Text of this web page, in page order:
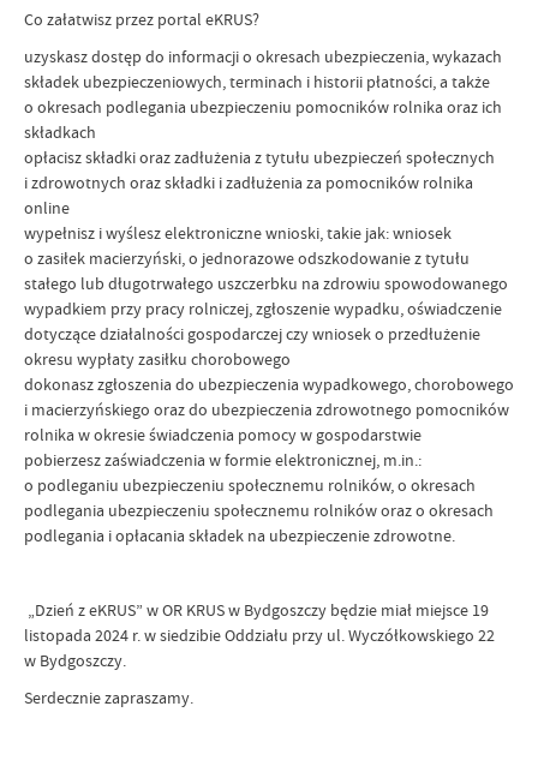
Co załatwisz przez portal eKRUS?
uzyskasz dostęp do informacji o okresach ubezpieczenia, wykazach
składek ubezpieczeniowych, terminach i historii płatności, a także
o okresach podlegania ubezpieczeniu pomocników rolnika oraz ich
składkach
opłacisz składki oraz zadłużenia z tytułu ubezpieczeń społecznych
i zdrowotnych oraz składki i zadłużenia za pomocników rolnika
online
wypełnisz i wyślesz elektroniczne wnioski, takie jak: wniosek
o zasiłek macierzyński, o jednorazowe odszkodowanie z tytułu
stałego lub długotrwałego uszczerbku na zdrowiu spowodowanego
wypadkiem przy pracy rolniczej, zgłoszenie wypadku, oświadczenie
dotyczące działalności gospodarczej czy wniosek o przedłużenie
okresu wypłaty zasiłku chorobowego
dokonasz zgłoszenia do ubezpieczenia wypadkowego, chorobowego
i macierzyńskiego oraz do ubezpieczenia zdrowotnego pomocników
rolnika w okresie świadczenia pomocy w gospodarstwie
pobierzesz zaświadczenia w formie elektronicznej, m.in.:
o podleganiu ubezpieczeniu społecznemu rolników, o okresach
podlegania ubezpieczeniu społecznemu rolników oraz o okresach
podlegania i opłacania składek na ubezpieczenie zdrowotne.
„Dzień z eKRUS” w OR KRUS w Bydgoszczy będzie miał miejsce 19
listopada 2024 r. w siedzibie Oddziału przy ul. Wyczółkowskiego 22
w Bydgoszczy.
Serdecznie zapraszamy.